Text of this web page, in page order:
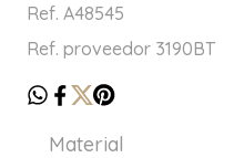
Ref. A48545
Ref. proveedor 3190BT
Material